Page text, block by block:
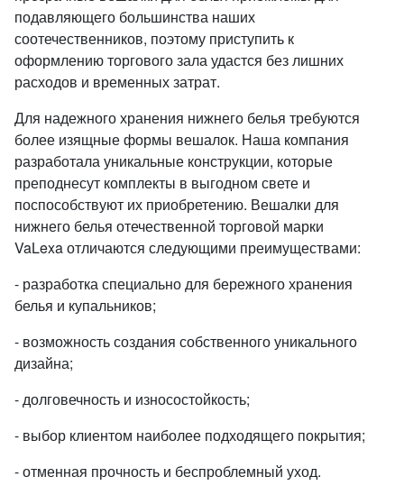
подавляющего большинства наших
соотечественников, поэтому приступить к
оформлению торгового зала удастся без лишних
расходов и временных затрат.
Для надежного хранения нижнего белья требуются
более изящные формы вешалок. Наша компания
разработала уникальные конструкции, которые
преподнесут комплекты в выгодном свете и
поспособствуют их приобретению. Вешалки для
нижнего белья отечественной торговой марки
VaLexa отличаются следующими преимуществами:
- разработка специально для бережного хранения
белья и купальников;
- возможность создания собственного уникального
дизайна;
- долговечность и износостойкость;
- выбор клиентом наиболее подходящего покрытия;
- отменная прочность и беспроблемный уход.